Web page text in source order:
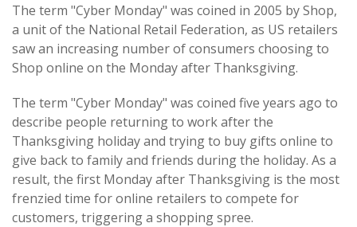
The term "Cyber Monday" was coined in 2005 by Shop,
a unit of the National Retail Federation, as US retailers
saw an increasing number of consumers choosing to
Shop online on the Monday after Thanksgiving.
The term "Cyber Monday" was coined five years ago to
describe people returning to work after the
Thanksgiving holiday and trying to buy gifts online to
give back to family and friends during the holiday. As a
result, the first Monday after Thanksgiving is the most
frenzied time for online retailers to compete for
customers, triggering a shopping spree.